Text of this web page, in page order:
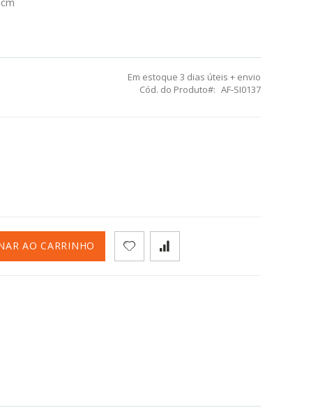
Em estoque 3 dias úteis + envio
Cód. do Produto
AF-SI0137
AO CARRINHO